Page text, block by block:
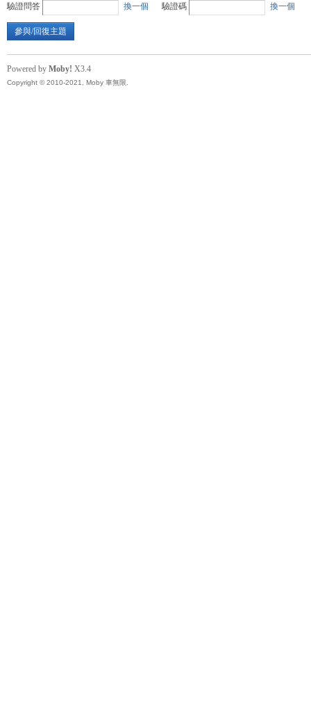
驗證問答 換一個 驗證碼 換一個
參與/回復主題
Powered by Moby! X3.4
Copyright © 2010-2021, Moby 車無限.